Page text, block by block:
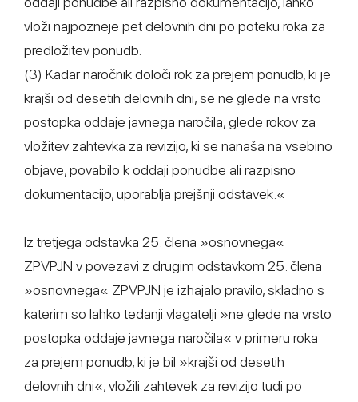
vloži najpozneje pet delovnih dni po poteku roka za
predložitev ponudb.
(3) Kadar naročnik določi rok za prejem ponudb, ki je
krajši od desetih delovnih dni, se ne glede na vrsto
postopka oddaje javnega naročila, glede rokov za
vložitev zahtevka za revizijo, ki se nanaša na vsebino
objave, povabilo k oddaji ponudbe ali razpisno
dokumentacijo, uporablja prejšnji odstavek.«
Iz tretjega odstavka 25. člena »osnovnega«
ZPVPJN v povezavi z drugim odstavkom 25. člena
»osnovnega« ZPVPJN je izhajalo pravilo, skladno s
katerim so lahko tedanji vlagatelji »ne glede na vrsto
postopka oddaje javnega naročila« v primeru roka
za prejem ponudb, ki je bil »krajši od desetih
delovnih dni«, vložili zahtevek za revizijo tudi po